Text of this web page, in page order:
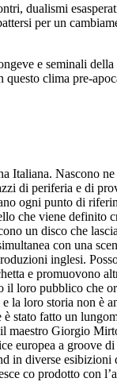
dualismi
per un
e seminali
clima pre-
Italiana. Nascono
di periferia e di
ogni punto di
viene definito
un disco che
con una
inglesi.
e promuovono
il loro pubblico
loro storia non è
stato fatto un
Giorgio
europea a
in diverse
co prodotto